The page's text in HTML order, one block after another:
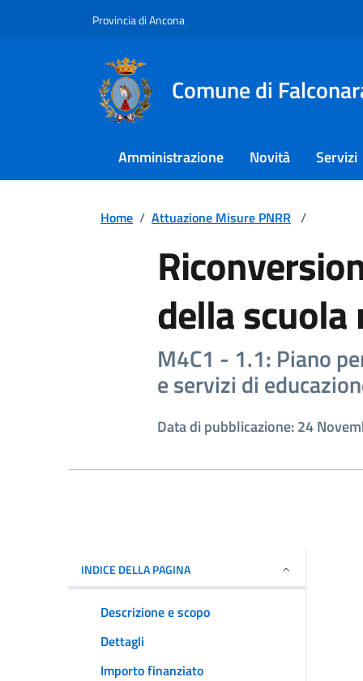
Provincia di Ancona
Comune di
Amministrazione Novità Servizi
Home / Attuazione Misure PNRR /
della scuola
M4C1 - 1.1: Piano
e servizi di
Data di pubblicazione: 24
INDICE DELLA PAGINA
Descrizione e scopo
Dettagli
Importo finanziato